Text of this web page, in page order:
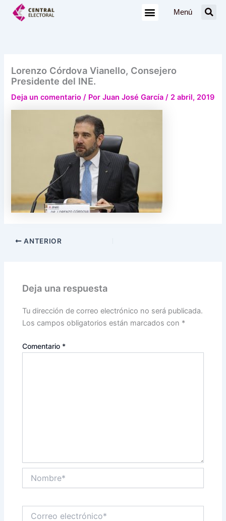
Menú
Lorenzo Córdova Vianello, Consejero
Presidente del INE.
Deja un comentario / PorJuan José García/ 2 abril, 2019
ANTERIOR
Deja una respuesta
Tu dirección de correo electrónico no será publicada.
Los campos obligatorios están marcados con *
Comentario *